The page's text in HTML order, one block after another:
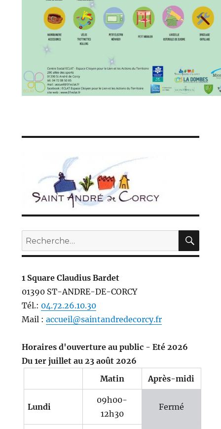
Recherche
pour :
1 Square Claudius Bardet
01390 ST-ANDRE-DE-CORCY
Tél.: 04.72.26.10.30
Mail : accueil@saintandredecorcy.fr
Horaires d'ouverture au public - Eté 2026
Du 1er juillet au 23 août 2026
Matin
Après-midi
Lundi
09h00-
12h30
Fermé